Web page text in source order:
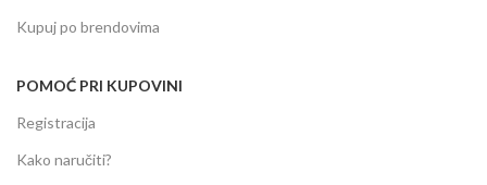
Kupuj po brendovima
POMOĆ PRI KUPOVINI
Registracija
Kako naručiti?